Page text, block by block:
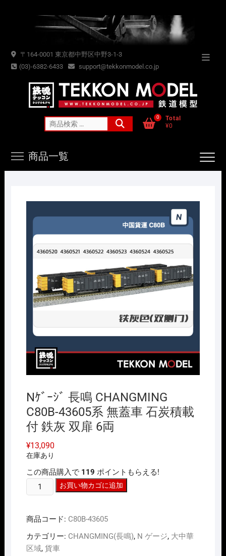
〒164-0001 東京都中野区中野3-1-3
(03)-6382-6433
support@tekkonmodel.co.jp
索
0
Total
¥0
商品一覧
Nｹﾞｰｼﾞ 長鳴 CHANGMING
C80B-43605系 無蓋車 石炭積載
付 鉄灰 双扉 6両
¥13,090
在庫あり
この商品購入で 119 ポイントもらえる!
ｹﾞ
ｼﾞ
長
鳴
お買い物カゴに追加
商品コード: C80B-43605
カテゴリー: CHANGMING(長鳴), N ゲージ, 大中華
区域, 貨車